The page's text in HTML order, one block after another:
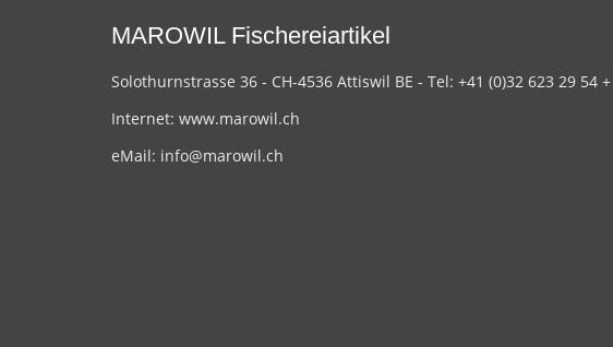
MAROWIL Fischereiartikel
Solothurnstrasse 36 - CH-4536 Attiswil BE - Tel: +41 (0)32 623 29 54
Internet: www.marowil.ch
eMail: info@marowil.ch